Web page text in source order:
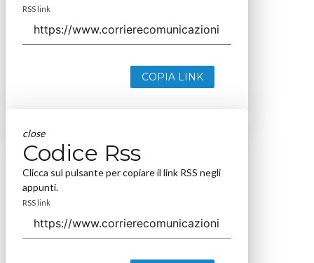
RSS link
COPIA LINK
close
Codice Rss
Clicca sul pulsante per copiare il link RSS negli
appunti.
RSS link